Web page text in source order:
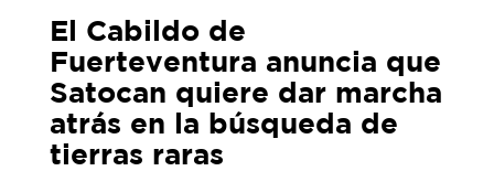
El Cabildo de
Fuerteventura anuncia que
Satocan quiere dar marcha
atrás en la búsqueda de
tierras raras